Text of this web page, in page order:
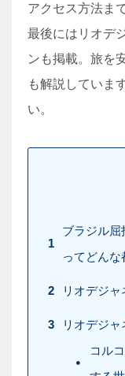
アクセス方法ま
最後にはリオデ
ンも掲載。旅を
も解説していま
い。
1
ブラジル屈
ってどんな
2 リオデジ
3
リオデジ
コル